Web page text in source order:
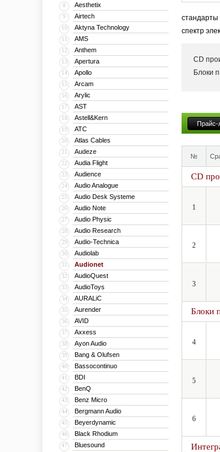
8 Aesthetix
9 Airtech
10 Aktyna Technology
11 AMS
12 Anthem
13 Apertura
14 Apollo
15 Arcam
16 Arylic
17 AST
18 Astell&Kern
19 ATC
20 Atlas Cables
21 Audeze
22 Audia Flight
23 Audience
24 Audio Analogue
25 Audio Desk Systeme
26 Audio Note
27 Audio Physic
28 Audio Research
29 Audio-Technica
30 Audiolab
31 Audionet
32 AudioQuest
33 AudioToys
34 AURALiC
35 Aurender
36 AVID
37 Axxess
38 Ayon Audio
39 Bang & Olufsen
40 Bassocontinuo
41 BDI
42 BenQ
43 Benz Micro
44 Bergmann Audio
45 Beyerdynamic
46 Black Rhodium
47 Bluesound
стандарты
спектр
CD
Блоки
Прайс-
№
CD
1
2
3
Блоки
4
5
6